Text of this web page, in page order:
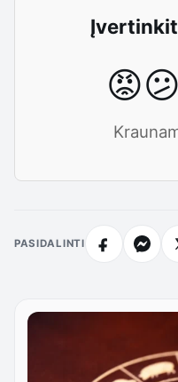
😡😕
PASIDALINTI